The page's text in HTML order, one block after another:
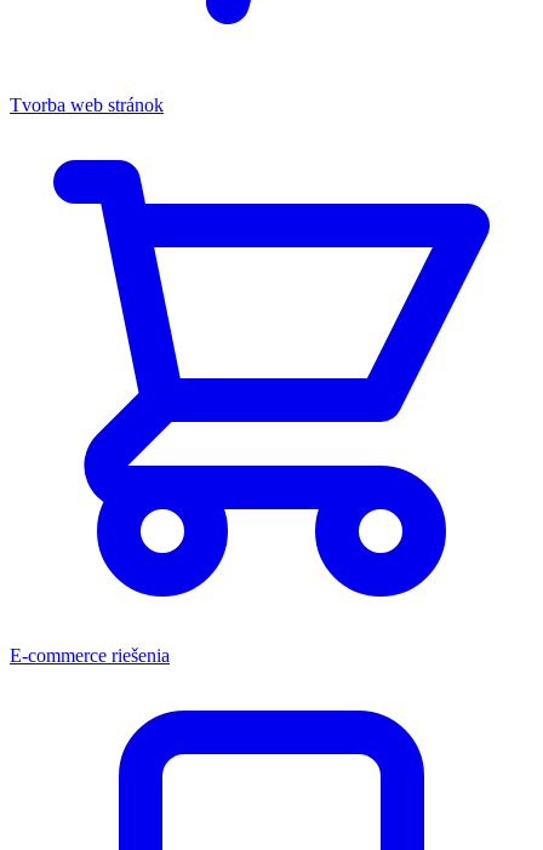
Tvorba web stránok
E-commerce riešenia